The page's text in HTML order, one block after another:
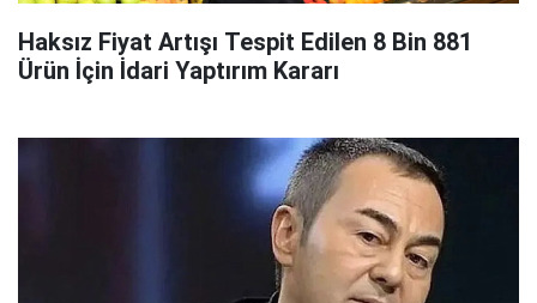
Haksız Fiyat Artışı Tespit Edilen 8 Bin 881
Ürün İçin İdari Yaptırım Kararı